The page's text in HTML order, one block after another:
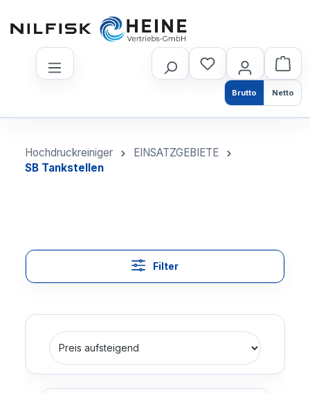
Brutto Netto
Hochdruckreiniger
EINSATZGEBIETE
SB Tankstellen
Filter